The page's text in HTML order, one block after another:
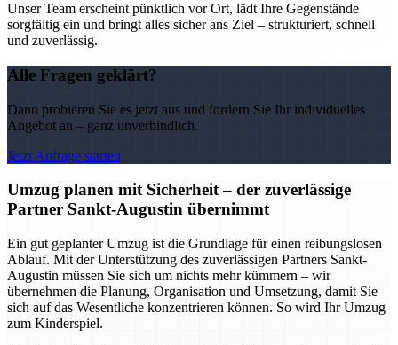
Unser Team erscheint pünktlich vor Ort, lädt Ihre Gegenstände
sorgfältig ein und bringt alles sicher ans Ziel – strukturiert, schnell
und zuverlässig.
Alle Fragen geklärt?
Dann probieren Sie es jetzt aus und fordern Sie Ihr individuelles
Angebot an – ganz unverbindlich.
Jetzt Anfrage starten
Umzug planen mit Sicherheit – der zuverlässige
Partner Sankt-Augustin übernimmt
Ein gut geplanter Umzug ist die Grundlage für einen reibungslosen
Ablauf. Mit der Unterstützung des zuverlässigen Partners Sankt-
Augustin müssen Sie sich um nichts mehr kümmern – wir
übernehmen die Planung, Organisation und Umsetzung, damit Sie
sich auf das Wesentliche konzentrieren können. So wird Ihr Umzug
zum Kinderspiel.